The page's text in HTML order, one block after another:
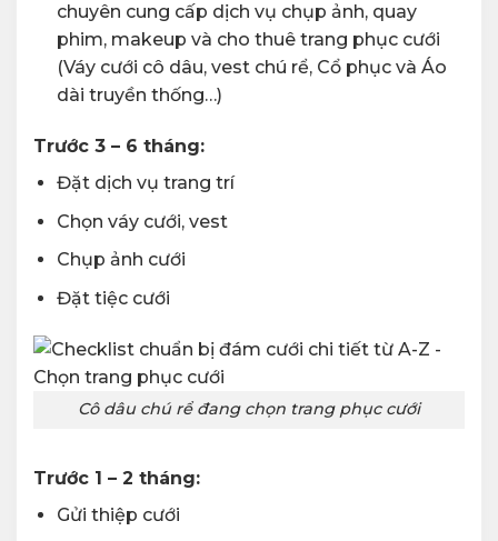
chuyên cung cấp dịch vụ chụp ảnh, quay
phim, makeup và cho thuê trang phục cưới
(Váy cưới cô dâu, vest chú rể, Cổ phục và Áo
dài truyền thống…)
Trước 3 – 6 tháng:
Đặt dịch vụ trang trí
Chọn váy cưới, vest
Chụp ảnh cưới
Đặt tiệc cưới
Cô dâu chú rể đang chọn trang phục cưới
Trước 1 – 2 tháng:
Gửi thiệp cưới